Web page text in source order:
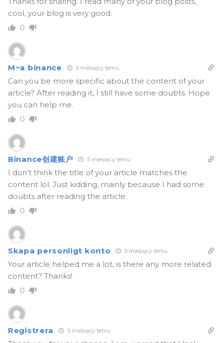
cool, your blog is very good.
0
M~a binance 5 miesięcy temu
Can you be more specific about the content of your
article? After reading it, I still have some doubts. Hope
you can help me.
0
Binance创建账户 5 miesięcy temu
I don’t think the title of your article matches the
content lol. Just kidding, mainly because I had some
doubts after reading the article.
0
Skapa personligt konto 5 miesięcy temu
Your article helped me a lot, is there any more related
content? Thanks!
0
Registrera 5 miesięcy temu